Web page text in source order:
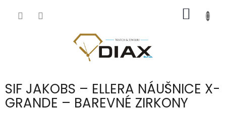
KOŠÍK
SIF JAKOBS – ELLERA NÁUŠNICE X-
GRANDE – BAREVNÉ ZIRKONY